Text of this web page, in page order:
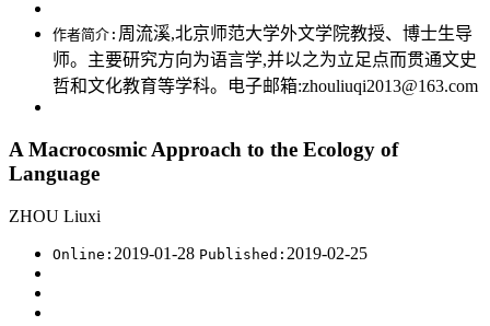
作者简介: 周流溪,北京师范大学外文学院教授、博士生导
师。主要研究方向为语言学,并以之为立足点而贯通文史
哲和文化教育等学科。电子邮箱:zhouliuqi2013@163.com
A Macrocosmic Approach to the Ecology of
Language
ZHOU Liuxi
Online: 2019-01-28 Published: 2019-02-25